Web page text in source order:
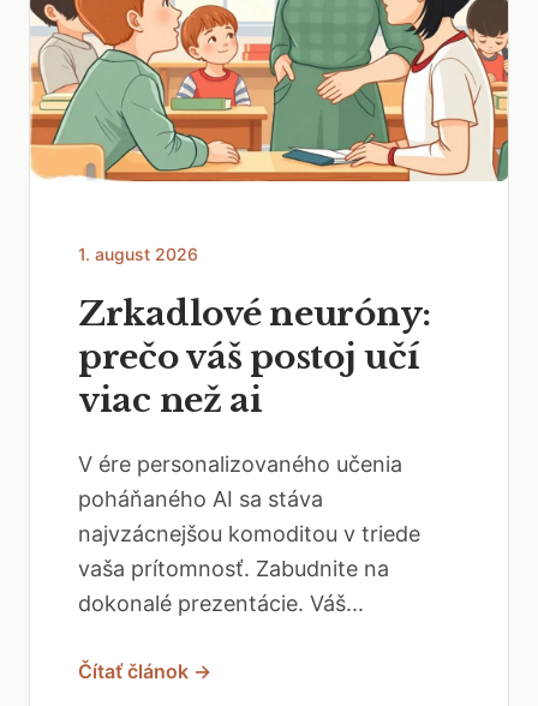
1. august 2026
Zrkadlové neuróny:
prečo váš postoj učí
viac než ai
V ére personalizovaného učenia
poháňaného AI sa stáva
najvzácnejšou komoditou v triede
vaša prítomnosť. Zabudnite na
dokonalé prezentácie. Váš...
Čítať článok →